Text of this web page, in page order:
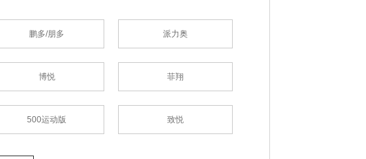
鹏多/朋多 派力奥
博悦 菲翔
500运动版 致悦